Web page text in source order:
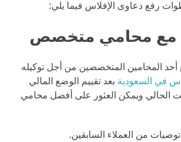
رفع دعاوى الإفلاس فيما يلي:
مع محامي متخصص
المحامين المتخصصين من أجل توكيله
في السعودية بعد تقييم الوضع المالي
الحالي ويمكن العثور على أفضل محامي
من العملاء السابقين.